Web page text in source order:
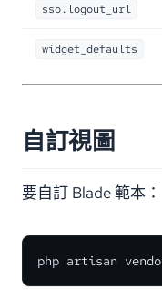
sso.logout_url
widget_defaults
自訂視圖
要自訂 Blade 範本：
php artisan